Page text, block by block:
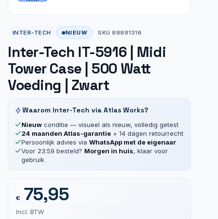
INTER-TECH NIEUW SKU 88881316
Inter-Tech IT-5916 | Midi
Tower Case | 500 Watt
Voeding | Zwart
Waarom Inter-Tech via Atlas Works?
Nieuw conditie — visueel als nieuw, volledig getest
24 maanden Atlas-garantie + 14 dagen retourrecht
Persoonlijk advies via WhatsApp met de eigenaar
Voor 23:59 besteld? Morgen in huis, klaar voor
gebruik
€75,95
Incl. BTW